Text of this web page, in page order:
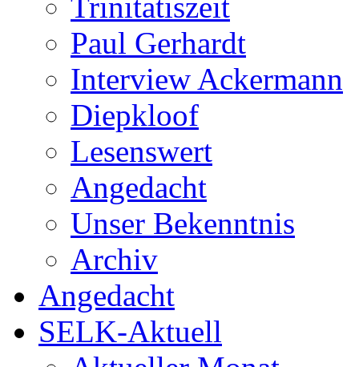
Paul Gerhardt
Interview Ackermann
Diepkloof
Lesenswert
Angedacht
Unser Bekenntnis
Archiv
Angedacht
SELK-Aktuell